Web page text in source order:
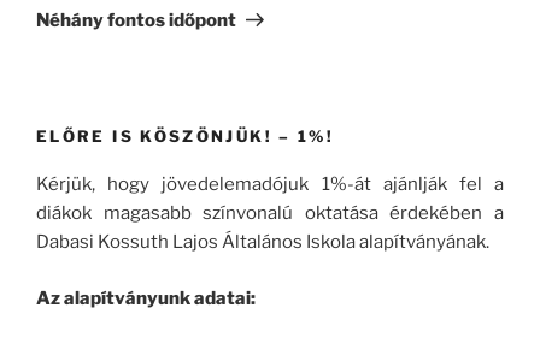
bejegyzés
Néhány fontos időpont
ELŐRE IS KÖSZÖNJÜK! – 1%!
Kérjük, hogy jövedelemadójuk 1%-át ajánlják fel a
diákok magasabb színvonalú oktatása érdekében a
Dabasi Kossuth Lajos Általános Iskola alapítványának.
Az alapítványunk adatai: